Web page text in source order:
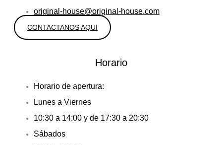
original-house@original-house.com
CONTACTANOS AQUI
Horario
Horario de apertura:
Lunes a Viernes
10:30 a 14:00 y de 17:30 a 20:30
Sábados